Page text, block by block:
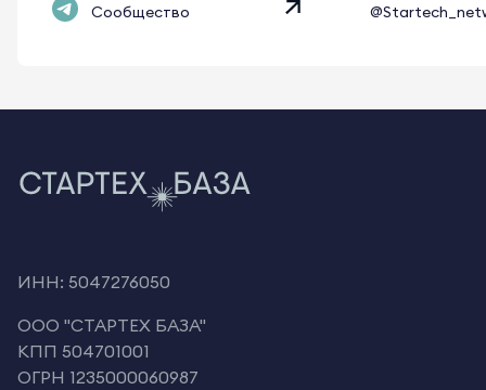
Сообщество
ИНН: 5047276050
OOO "СТАРТЕХ БАЗА"
КПП 504701001
ОГРН 1235000060987